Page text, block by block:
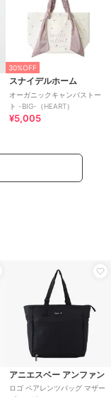
30%OFF
スナイデルホーム
オーガニックキャンバストー
ト -BIG-（HEART）
¥5,005
アニエスベー アンファン
ロゴ ペアレンツバッグ マザー